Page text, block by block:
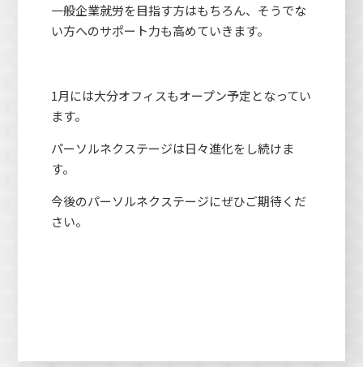
一般企業就労を目指す方はもちろん、そうでな
い方へのサポート力も高めていきます。
1月には大分オフィスもオープン予定となってい
ます。
パーソルネクステージは日々進化をし続けま
す。
今後のパーソルネクステージにぜひご期待くだ
さい。